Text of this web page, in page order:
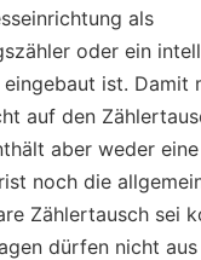
als
oder ein
eingebaut ist. Damit
auf den
aber weder
noch die
Zählertausch sei
dürfen nicht